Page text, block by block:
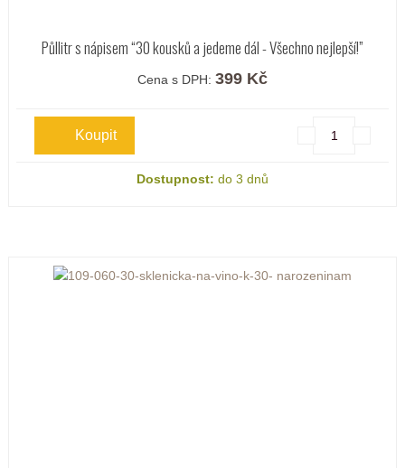
Půllitr s nápisem “30 kousků a jedeme dál - Všechno nejlepší!”
Cena s DPH: 399 Kč
Dostupnost: do 3 dnů